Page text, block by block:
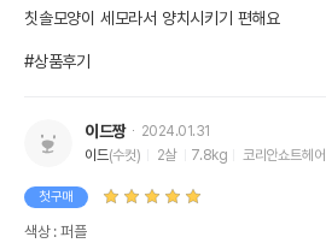
칫솔모양이 세모라서 양치시키기 편해요
#상품후기
이드짱
2024.01.31
이드(수컷) 2살 7.8kg 코리안쇼트헤어
첫구매
색상 : 퍼플